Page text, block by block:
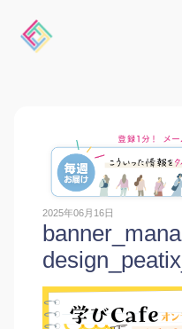
2025年06月16日